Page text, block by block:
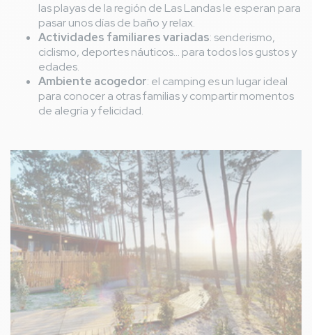
las playas de la región de Las Landas le esperan para
pasar unos días de baño y relax.
Actividades familiares variadas: senderismo,
ciclismo, deportes náuticos... para todos los gustos y
edades.
Ambiente acogedor: el camping es un lugar ideal
para conocer a otras familias y compartir momentos
de alegría y felicidad.
Imagen